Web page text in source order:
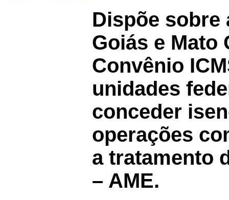
Dispõe sobre
Goiás e Mato
Convênio
unidades
conceder
operações
a tratamento
– AME.